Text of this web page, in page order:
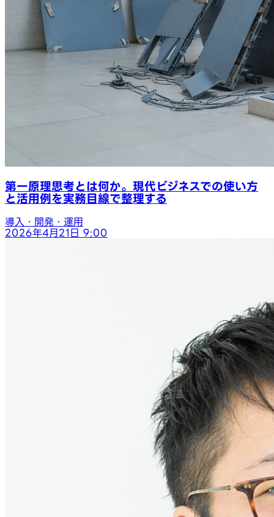
第一原理思考とは何か。現代ビジネスでの使い方
と活用例を実務目線で整理する
導入・開発・運用
2026年4月21日 9:00